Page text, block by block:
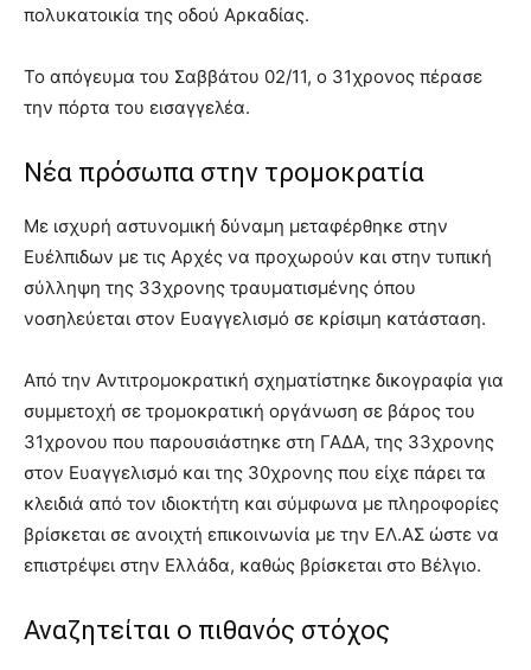
πολυκατοικία της οδού Αρκαδίας.
Το απόγευμα του Σαββάτου 02/11, ο 31χρονος πέρασε
την πόρτα του εισαγγελέα.
Νέα πρόσωπα στην τρομοκρατία
Με ισχυρή αστυνομική δύναμη μεταφέρθηκε στην
Ευέλπιδων με τις Αρχές να προχωρούν και στην τυπική
σύλληψη της 33χρονης τραυματισμένης όπου
νοσηλεύεται στον Ευαγγελισμό σε κρίσιμη κατάσταση.
Από την Αντιτρομοκρατική σχηματίστηκε δικογραφία για
συμμετοχή σε τρομοκρατική οργάνωση σε βάρος του
31χρονου που παρουσιάστηκε στη ΓΑΔΑ, της 33χρονης
στον Ευαγγελισμό και της 30χρονης που είχε πάρει τα
κλειδιά από τον ιδιοκτήτη και σύμφωνα με πληροφορίες
βρίσκεται σε ανοιχτή επικοινωνία με την ΕΛ.ΑΣ ώστε να
επιστρέψει στην Ελλάδα, καθώς βρίσκεται στο Βέλγιο.
Αναζητείται ο πιθανός στόχος